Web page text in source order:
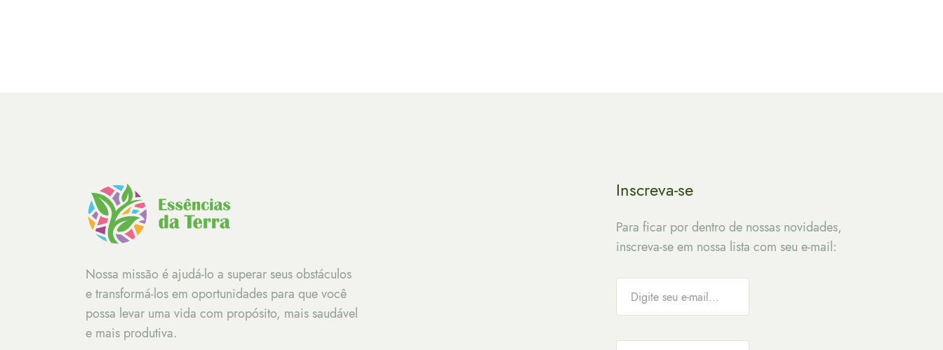
Nossa missão é ajudá-lo a superar seus obstáculos
e transformá-los em oportunidades para que você
possa levar uma vida com propósito, mais saudável
e mais produtiva.
Inscreva-se
Para ficar por dentro de nossas novidades,
inscreva-se em nossa lista com seu e-mail: